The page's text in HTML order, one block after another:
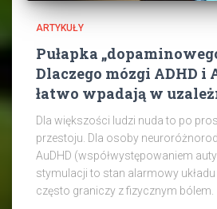
ARTYKUŁY
Pułapka
Dlaczego mózgi ADHD i
łatwo wpadają w
Dla większości ludzi nuda to po
przestoju. Dla osoby
AuDHD (współwystępowaniem
stymulacji to stan alarmowy
często graniczy z fizycznym bólem.